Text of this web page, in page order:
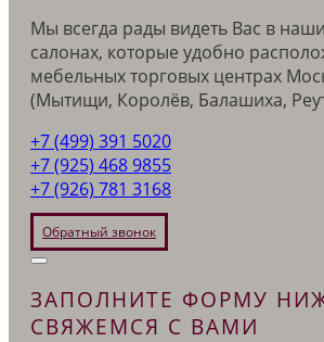
Мы всегда рады видеть Вас в
салонах, которые удобно
мебельных торговых центрах
(Мытищи, Королёв, Балашиха,
+7 (499) 391 5020
+7 (925) 468 9855
+7 (926) 781 3168
Обратный звонок
ЗАПОЛНИТЕ ФОРМУ
СВЯЖЕМСЯ С ВАМИ